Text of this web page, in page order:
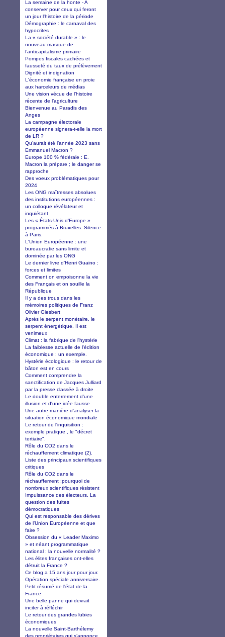
La semaine de la honte - A
conserver pour ceux qui feront
un jour l'histoire de la période
Démographie : le carnaval des
hypocrites
La « société durable » : le
nouveau masque de
l’anticapitalisme primaire
Pompes fiscales cachées et
fausseté du taux de prélèvement
Dignité et indignation
L'économie française en proie
aux harceleurs de médias
Une vision vécue de l’histoire
récente de l’agriculture
Bienvenue au Paradis des
Anges
La campagne électorale
européenne signera-t-elle la mort
de LR ?
Qu’aurait été l’année 2023 sans
Emmanuel Macron ?
Europe 100 % fédérale : E.
Macron la prépare ; le danger se
rapproche
Des voeux problématiques pour
2024
Les ONG maîtresses absolues
des institutions européennes :
un colloque révélateur et
inquiétant
Les « États-Unis d’Europe »
programmés à Bruxelles. Silence
à Paris.
L'Union Européenne : une
bureaucratie sans limite et
dominée par les ONG
Le dernier livre d’Henri Guaino :
forces et limites
Comment on empoisonne la vie
des Français et on souille la
République
Il y a des trous dans les
mémoires politiques de Franz
Olivier Giesbert
Après le serpent monétaire, le
serpent énergétique. Il est
venimeux
Climat : la fabrique de l'hystérie
La faiblesse actuelle de l'édition
économique : un exemple.
Hystérie écologique : le retour de
bâton est en cours
Comment comprendre la
sanctification de Jacques Julliard
par la presse classée à droite
Le double enterrement d'une
illusion et d'une idée fausse
Une autre manière d'analyser la
situation économique mondiale
Le retour de l'inquisition :
exemple pratique , le "décret
tertiaire".
Rôle du CO2 dans le
réchauffement climatique (2).
Liste des principaux scientifiques
critiques
Rôle du CO2 dans le
réchauffement :pourquoi de
nombreux scientifiques résistent
Impuissance des électeurs. La
question des fuites
démocratiques
Qui est responsable des dérives
de l’Union Européenne et que
faire ?
Obsession du « Leader Maximo
» et néant programmatique
national : la nouvelle normalité ?
Les élites françaises ont-elles
détruit la France ?
Ce blog a 15 ans jour pour jour.
Opération spéciale anniversaire.
Petit résumé de l'état de la
France
Une belle panne qui devrait
inciter à réfléchir
Le retour des grandes lubies
économiques
La nouvelle Saint-Barthélemy
des propriétaires qui s’annonce